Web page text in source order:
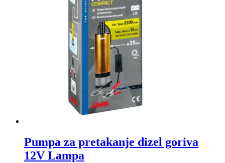
Pumpa za pretakanje dizel goriva
12V Lampa